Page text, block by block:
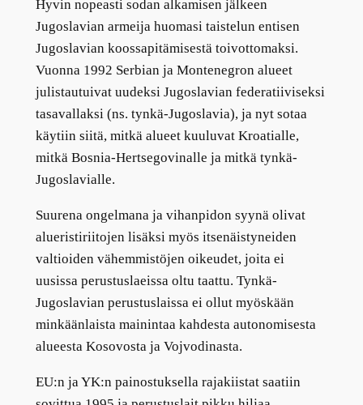
Hyvin nopeasti sodan alkamisen jälkeen
Jugoslavian armeija huomasi taistelun entisen
Jugoslavian koossapitämisestä toivottomaksi.
Vuonna 1992 Serbian ja Montenegron alueet
julistautuivat uudeksi Jugoslavian federatiiviseksi
tasavallaksi (ns. tynkä-Jugoslavia), ja nyt sotaa
käytiin siitä, mitkä alueet kuuluvat Kroatialle,
mitkä Bosnia-Hertsegovinalle ja mitkä tynkä-
Jugoslavialle.
Suurena ongelmana ja vihanpidon syynä olivat
alueristiriitojen lisäksi myös itsenäistyneiden
valtioiden vähemmistöjen oikeudet, joita ei
uusissa perustuslaeissa oltu taattu. Tynkä-
Jugoslavian perustuslaissa ei ollut myöskään
minkäänlaista mainintaa kahdesta autonomisesta
alueesta Kosovosta ja Vojvodinasta.
EU:n ja YK:n painostuksella rajakiistat saatiin